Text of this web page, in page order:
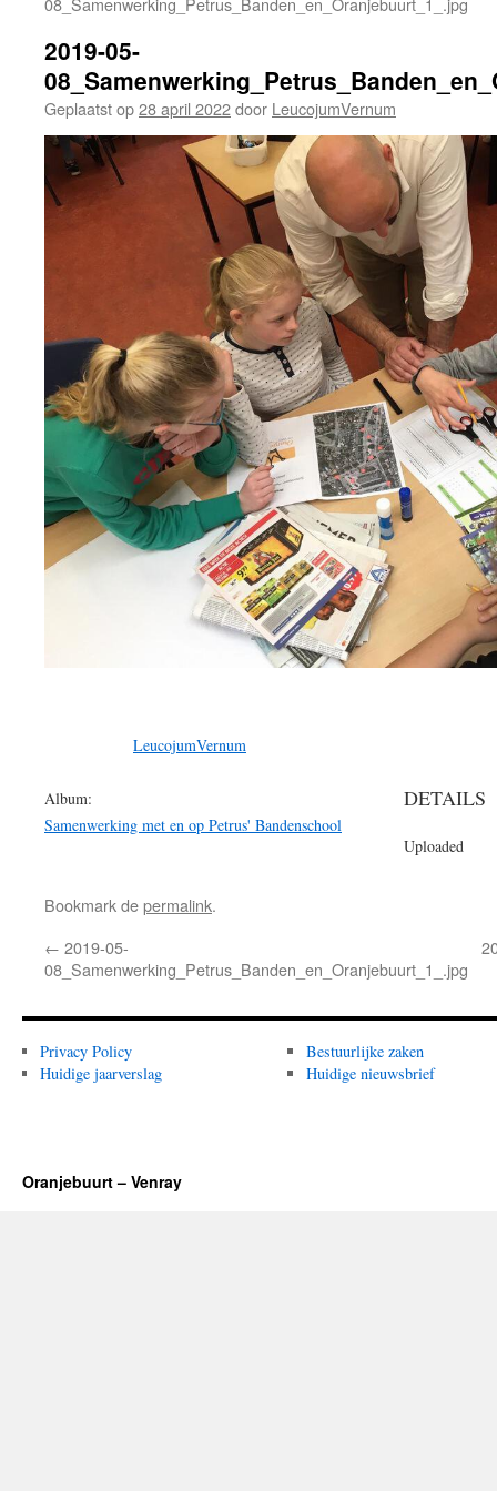
2019-05-
Geplaatst op28 april 2022door LeucojumVernum
LeucojumVernum
Album:
Samenwerking met en op Petrus' Bandenschool
DETAILS
Uploaded
Bookmark depermalink.
← 2019-05-
08_Samenwerking_Petrus_Banden_en_Oranjebuurt_1_.jpg
Privacy Policy
Huidige jaarverslag
Bestuurlijke zaken
Huidige nieuwsbrief
Oranjebuurt – Venray